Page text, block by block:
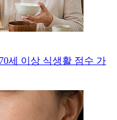
세 이상 식생활 점수 가